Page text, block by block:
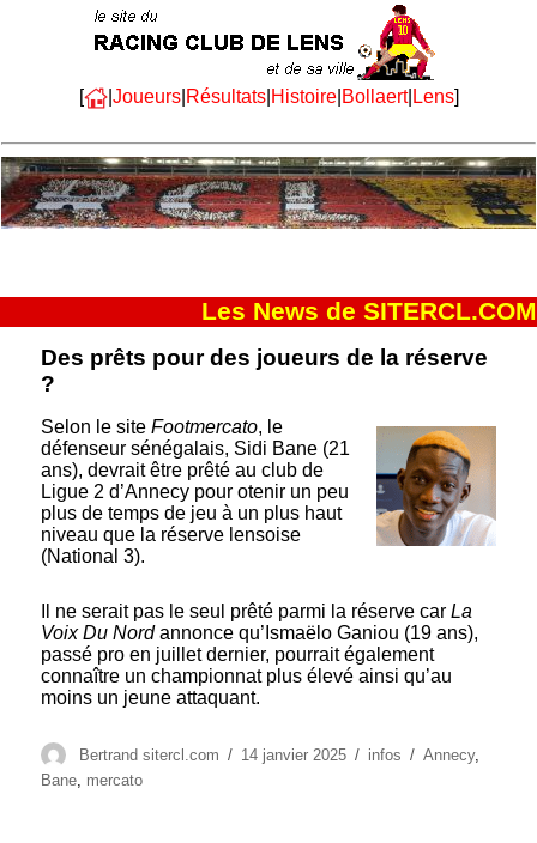
[ | Joueurs| Résultats| Histoire| Bollaert| Lens]
Les News de SITERCL.COM
Des prêts pour des joueurs de la réserve
?
Selon le siteFootmercato, le
défenseur sénégalais, Sidi Bane (21
ans), devrait être prêté au club de
Ligue 2 d’Annecy pour otenir un peu
plus de temps de jeu à un plus haut
niveau que la réserve lensoise
(National 3).
Il ne serait pas le seul prêté parmi la réserve carLa
Voix Du Nordannonce qu’Ismaëlo Ganiou (19 ans),
passé pro en juillet dernier, pourrait également
connaître un championnat plus élevé ainsi qu’au
moins un jeune attaquant.
Auteur
Bertrand sitercl.com
Publié
14 janvier 2025 Catégories
infos Étiquettes
Annecy,
Bane, mercato